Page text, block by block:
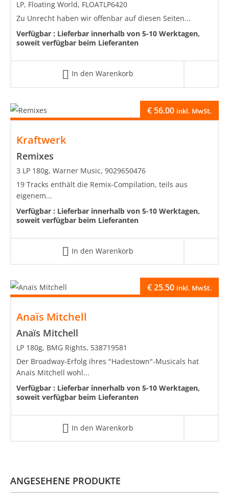
LP, Floating World, FLOATLP6420
Zu Unrecht haben wir offenbar auf diesen Seiten...
Verfügbar : Lieferbar innerhalb von 5-10 Werktagen,
soweit verfügbar beim Lieferanten
In den Warenkorb
Kraftwerk
Remixes
€56.00 inkl. MwSt.
3 LP 180g, Warner Music, 9029650476
19 Tracks enthält die Remix-Compilation, teils aus
eigenem...
Verfügbar : Lieferbar innerhalb von 5-10 Werktagen,
soweit verfügbar beim Lieferanten
In den Warenkorb
Anaïs Mitchell
Anaïs Mitchell
€25.50 inkl. MwSt.
LP 180g, BMG Rights, 538719581
Der Broadway-Erfolg ihres "Hadestown"-Musicals hat
Anaïs Mitchell wohl...
Verfügbar : Lieferbar innerhalb von 5-10 Werktagen,
soweit verfügbar beim Lieferanten
In den Warenkorb
ANGESEHENE PRODUKTE